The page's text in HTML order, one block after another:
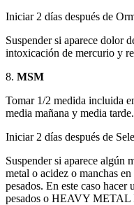
Iniciar 2 días después de
Suspender si aparece dolor
intoxicación de mercurio y
8. MSM
Tomar 1/2 medida incluida
media mañana y media tarde.
Iniciar 2 días después de
Suspender si aparece algún
metal o acidez o manchas
pesados. En este caso hacer
pesados o HEAVY METAL